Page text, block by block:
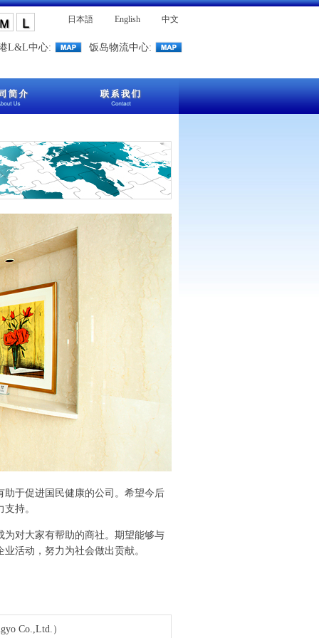
日本語 English 中文
L&L中心: 饭岛物流中心:
于促进国民健康的公司。希望今后
持。
对大家有帮助的商社。期望能够与
活动，努力为社会做出贡献。
Co.,Ltd.）